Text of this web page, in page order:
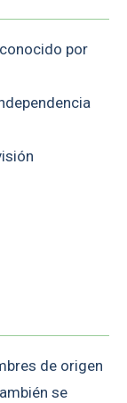
por
de origen
se